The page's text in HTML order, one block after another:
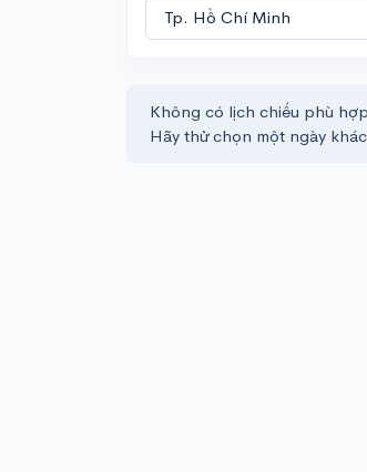
Không có lịch chiếu phù
Hãy thử chọn một ngày